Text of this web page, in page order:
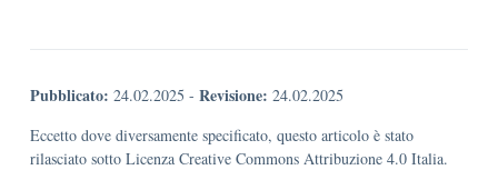
Pubblicato: 24.02.2025 - Revisione: 24.02.2025
Eccetto dove diversamente specificato, questo articolo è stato
rilasciato sotto Licenza Creative Commons Attribuzione 4.0 Italia.